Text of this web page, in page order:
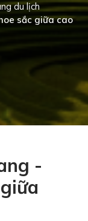
du lịch
sắc giữa cao
-